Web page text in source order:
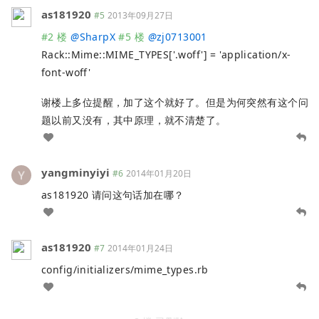
as181920 #5 2013年09月27日
#2 楼 @SharpX #5 楼 @zj0713001
Rack::Mime::MIME_TYPES['.woff'] = 'application/x-
font-woff'
谢楼上多位提醒，加了这个就好了。但是为何突然有这个问
题以前又没有，其中原理，就不清楚了。
yangminyiyi #6 2014年01月20日
as181920 请问这句话加在哪？
as181920 #7 2014年01月24日
config/initializers/mime_types.rb